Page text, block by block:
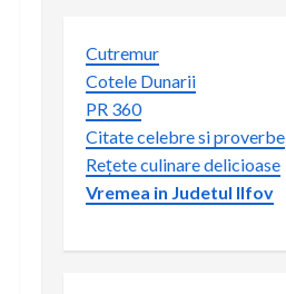
Cutremur
Cotele Dunarii
PR 360
Citate celebre si proverbe
Rețete culinare delicioase
Vremea in Judetul Ilfov